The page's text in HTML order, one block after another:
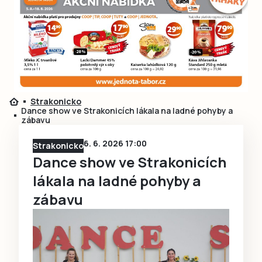
Přihlásit se
Přihlásit se přes Facebook
Ještě nemám účet, chci seRegistrovat
Čtenáři píší
Speciální přílohy
Inzerce
Strakonicko
Dance show ve Strakonicích lákala na ladné pohyby a
zábavu
Strakonicko6. 6. 2026 17:00
Dance show ve Strakonicích
lákala na ladné pohyby a
zábavu